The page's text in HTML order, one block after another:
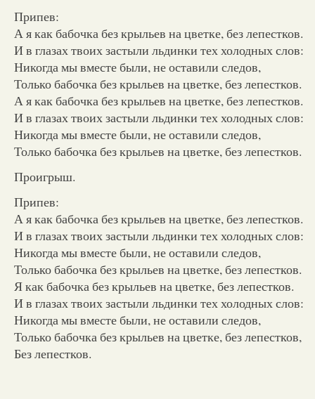
Припев:
А я как бабочка без крыльев на цветке, без лепестков.
И в глазах твоих застыли льдинки тех холодных слов:
Никогда мы вместе были, не оставили следов,
Только бабочка без крыльев на цветке, без лепестков.
А я как бабочка без крыльев на цветке, без лепестков.
И в глазах твоих застыли льдинки тех холодных слов:
Никогда мы вместе были, не оставили следов,
Только бабочка без крыльев на цветке, без лепестков.
Проигрыш.
Припев:
А я как бабочка без крыльев на цветке, без лепестков.
И в глазах твоих застыли льдинки тех холодных слов:
Никогда мы вместе были, не оставили следов,
Только бабочка без крыльев на цветке, без лепестков.
Я как бабочка без крыльев на цветке, без лепестков.
И в глазах твоих застыли льдинки тех холодных слов:
Никогда мы вместе были, не оставили следов,
Только бабочка без крыльев на цветке, без лепестков,
Без лепестков.